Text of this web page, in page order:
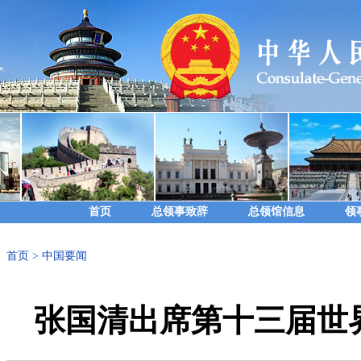
首页 总领事致辞 总领馆信息 领
首页 > 中国要闻
张国清出席第十三届